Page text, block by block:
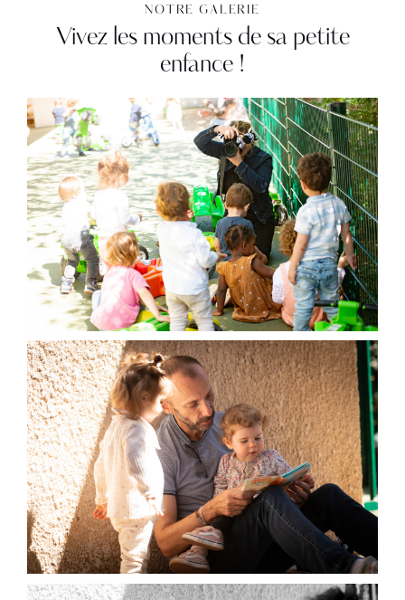
NOTRE GALERIE
Vivez les moments de sa petite
enfance !